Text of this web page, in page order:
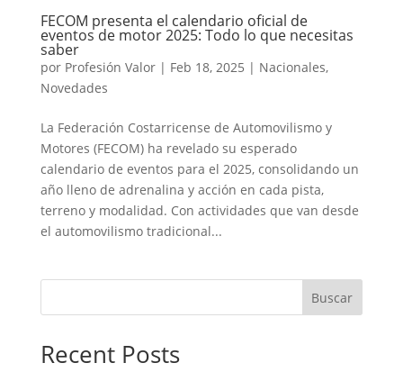
FECOM presenta el calendario oficial de
eventos de motor 2025: Todo lo que necesitas
saber
por Profesión Valor| Feb 18, 2025 | Nacionales,
Novedades
La Federación Costarricense de Automovilismo y
Motores (FECOM) ha revelado su esperado
calendario de eventos para el 2025, consolidando un
año lleno de adrenalina y acción en cada pista,
terreno y modalidad. Con actividades que van desde
el automovilismo tradicional...
Buscar
Recent Posts